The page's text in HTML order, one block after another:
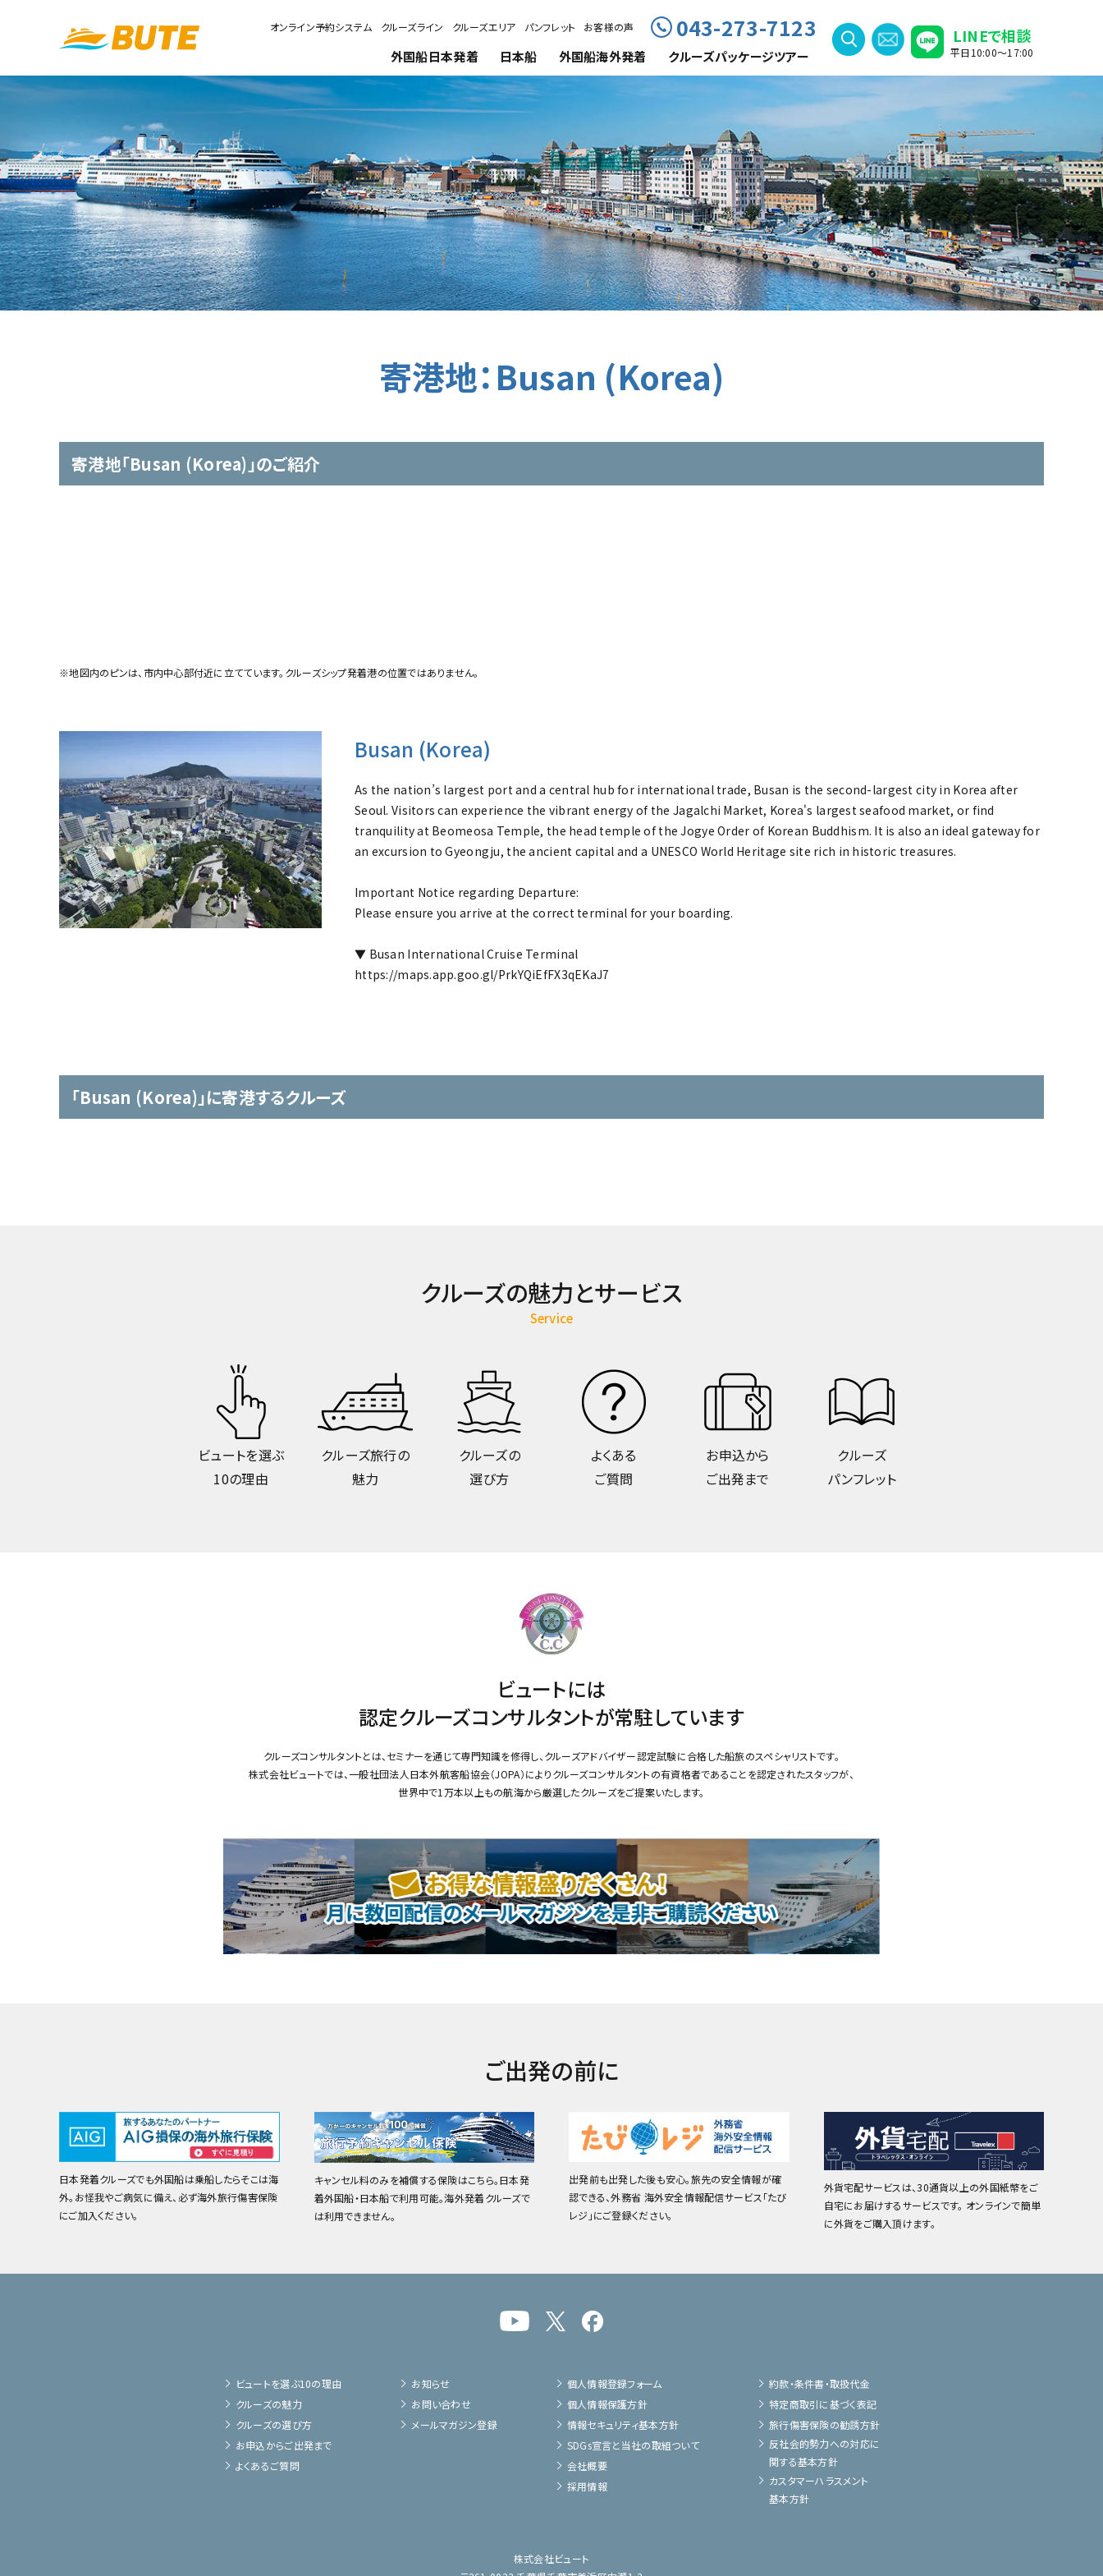
外国船日本発着 日本船 外国船海外発着 クルーズパッケージツアー
オンライン予約システム クルーズライン クルーズエリア パンフレット お客様の声 043-273-7123 LINEで相談
平日10:00〜17:00
寄港地：Busan (Korea)
寄港地「Busan (Korea)」のご紹介
※地図内のピンは、市内中心部付近に立てています。クルーズシップ発着港の位置ではありません。
Busan (Korea)
As the nation’s largest port and a central hub for international trade, Busan is the second-largest city in Korea after
Seoul. Visitors can experience the vibrant energy of the Jagalchi Market, Korea's largest seafood market, or find
tranquility at Beomeosa Temple, the head temple of the Jogye Order of Korean Buddhism. It is also an ideal gateway for
an excursion to Gyeongju, the ancient capital and a UNESCO World Heritage site rich in historic treasures.
Important Notice regarding Departure:
Please ensure you arrive at the correct terminal for your boarding.
▼ Busan International Cruise Terminal
https://maps.app.goo.gl/PrkYQiEfFX3qEKaJ7
「Busan (Korea)」に寄港するクルーズ
クルーズの魅力とサービス
Service
ビュートを選ぶ
10の理由
クルーズ旅行の
魅力
クルーズの
選び方
よくある
ご質問
お申込から
ご出発まで
クルーズ
パンフレット
ビュートには
認定クルーズコンサルタントが常駐しています
クルーズコンサルタントとは、セミナーを通じて専門知識を修得し、クルーズアドバイザー認定試験に合格した船旅のスペシャリストです。
株式会社ビュートでは、一般社団法人日本外航客船協会（JOPA）によりクルーズコンサルタントの有資格者であることを認定されたスタッフが、
世界中で1万本以上もの航海から厳選したクルーズをご提案いたします。
ご出発の前に
日本発着クルーズでも外国船は乗船したらそこは海
外。お怪我やご病気に備え、必ず海外旅行傷害保険
にご加入ください。
キャンセル料のみを補償する保険はこちら。日本発
着外国船・日本船で利用可能。海外発着クルーズで
は利用できません。
出発前も出発した後も安心。旅先の安全情報が確
認できる、外務省 海外安全情報配信サービス「たび
レジ」にご登録ください。
外貨宅配サービスは、30通貨以上の外国紙幣をご
自宅にお届けするサービスです。 オンラインで簡単
に外貨をご購入頂けます。
ビュートを選ぶ10の理由
クルーズの魅力
クルーズの選び方
お申込からご出発まで
よくあるご質問
お知らせ
お問い合わせ
メールマガジン登録
個人情報登録フォーム
個人情報保護方針
情報セキュリティ基本方針
SDGs宣言と当社の取組ついて
会社概要
採用情報
約款・条件書・取扱代金
特定商取引に基づく表記
旅行傷害保険の勧誘方針
反社会的勢力への対応に
関する基本方針
カスタマーハラスメント
基本方針
株式会社ビュート